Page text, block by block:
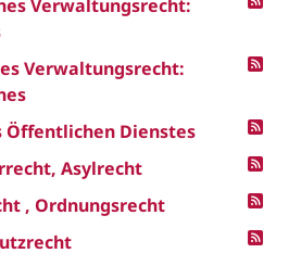
Verwaltungsrecht:
Verwaltungsrecht:
Öffentlichen Dienstes
Asylrecht
, Ordnungsrecht